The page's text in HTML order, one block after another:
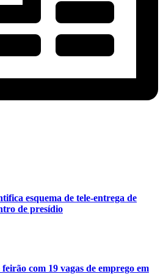
esquema de tele-entrega de
de presídio
com 19 vagas de emprego em